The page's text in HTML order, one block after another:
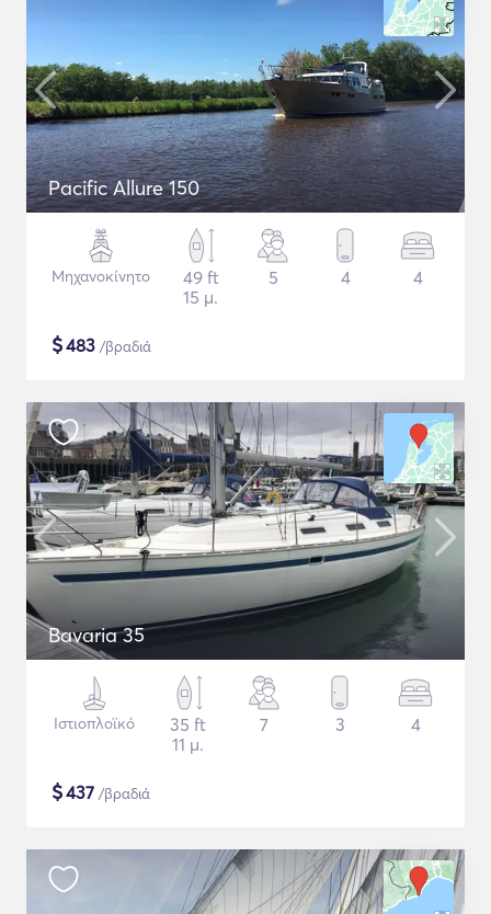
Pacific Allure 150
Μηχανοκίνητο
49 ft
15 μ.
5 4 4
$483 /βραδιά
Bavaria 35
Ιστιοπλοϊκό
35 ft
11 μ.
7 3 4
$437 /βραδιά